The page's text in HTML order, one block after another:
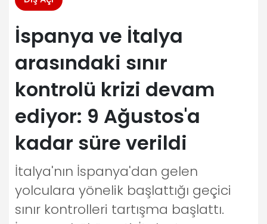
İspanya ve İtalya
arasındaki sınır
kontrolü krizi devam
ediyor: 9 Ağustos'a
kadar süre verildi
İtalya'nın İspanya'dan gelen
yolculara yönelik başlattığı geçici
sınır kontrolleri tartışma başlattı.